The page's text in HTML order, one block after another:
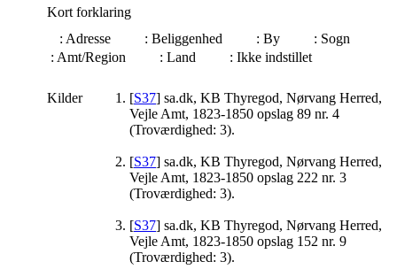
Kort forklaring
: Adresse
: Beliggenhed : By
: Sogn
: Amt/Region
: Land : Ikke indstillet
Kilder [S37] sa.dk, KB Thyregod, Nørvang Herred,
Vejle Amt, 1823-1850 opslag 89 nr. 4
(Troværdighed: 3).
[S37] sa.dk, KB Thyregod, Nørvang Herred,
Vejle Amt, 1823-1850 opslag 222 nr. 3
(Troværdighed: 3).
[S37] sa.dk, KB Thyregod, Nørvang Herred,
Vejle Amt, 1823-1850 opslag 152 nr. 9
(Troværdighed: 3).